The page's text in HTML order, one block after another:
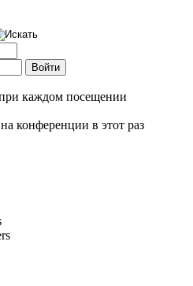
каждом посещении
конференции в этот раз